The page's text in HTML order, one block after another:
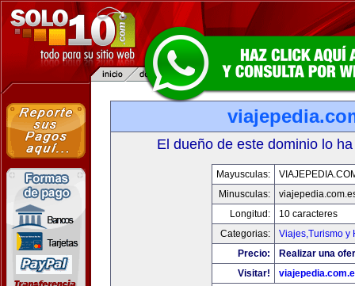
El dueño de este dominio lo
Mayusculas:
Minusculas:
Longitud:
10 caracteres
Categorias:
Viajes,Turismo y
Precio:
Realizar una
Visitar!